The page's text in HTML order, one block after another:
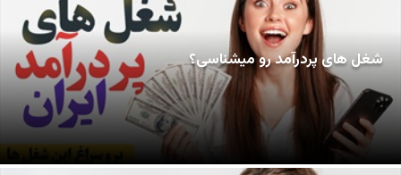
شغل های پردرآمد رو میشناسی؟